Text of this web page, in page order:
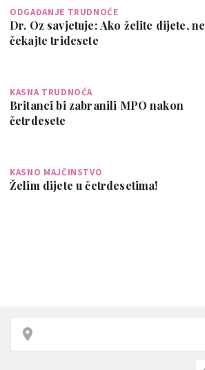
ODGAĐANJE TRUDNOĆE
Dr. Oz savjetuje: Ako želite dijete, ne
čekajte tridesete
KASNA TRUDNOĆA
Britanci bi zabranili MPO nakon
četrdesete
KASNO MAJČINSTVO
Želim dijete u četrdesetima!